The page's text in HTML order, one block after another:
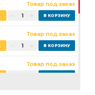
Товар под заказ
Товар под заказ
Товар под заказ